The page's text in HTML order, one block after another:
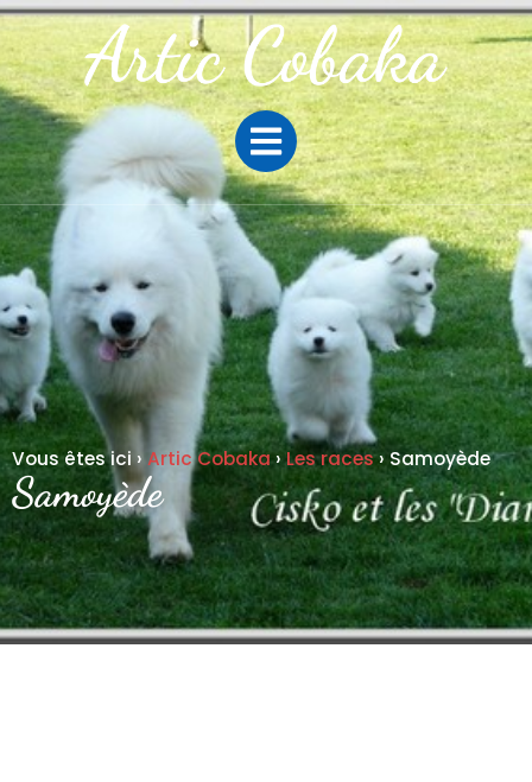
Vous êtes ici › Artic Cobaka›Les races› Samoyède
Samoyède